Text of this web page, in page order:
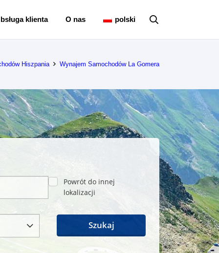
klienta O nas polski
Hiszpania Wynajem Samochodów La Gomera
Powrót do innej
lokalizacji
Szukaj